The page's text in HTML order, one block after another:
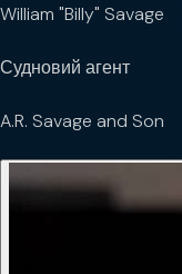
William "Billy" Savage
Судновий агент
A.R. Savage and Son